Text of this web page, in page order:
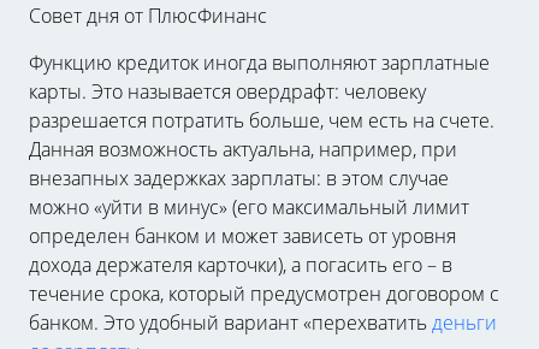
Совет дня от ПлюсФинанс
Функцию кредиток иногда выполняют зарплатные
карты. Это называется овердрафт: человеку
разрешается потратить больше, чем есть на счете.
Данная возможность актуальна, например, при
внезапных задержках зарплаты: в этом случае
можно «уйти в минус» (его максимальный лимит
определен банком и может зависеть от уровня
дохода держателя карточки), а погасить его – в
течение срока, который предусмотрен договором с
банком. Это удобный вариант «перехватитьденьги